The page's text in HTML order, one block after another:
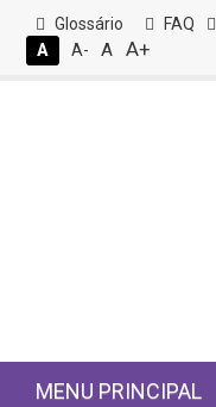
Glossário FAQ
A
A- A A+
MENU PRINCIPAL